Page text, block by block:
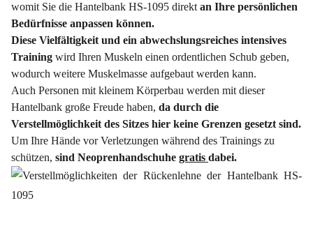
womit Sie die Hantelbank HS-1095 direkt an Ihre persönlichen
Bedürfnisse anpassen können.
Diese Vielfältigkeit und ein abwechslungsreiches intensives
Training wird Ihren Muskeln einen ordentlichen Schub geben,
wodurch weitere Muskelmasse aufgebaut werden kann.
Auch Personen mit kleinem Körperbau werden mit dieser
Hantelbank große Freude haben, da durch die
Verstellmöglichkeit des Sitzes hier keine Grenzen gesetzt sind.
Um Ihre Hände vor Verletzungen während des Trainings zu
schützen, sind Neoprenhandschuhe gratis dabei.